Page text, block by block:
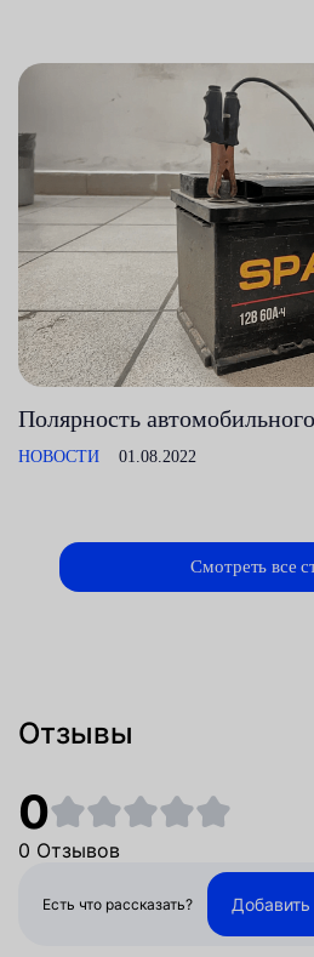
Полярность
НОВОСТИ 01.08.2022
Смотреть все
Отзывы
0
0 Отзывов
Есть что рассказать? Добавить